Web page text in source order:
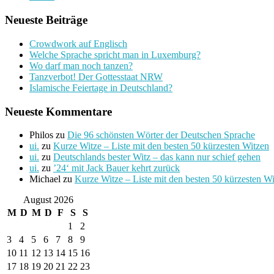
Neueste Beiträge
Crowdwork auf Englisch
Welche Sprache spricht man in Luxemburg?
Wo darf man noch tanzen?
Tanzverbot! Der Gottesstaat NRW
Islamische Feiertage in Deutschland?
Neueste Kommentare
Philos zu Die 96 schönsten Wörter der Deutschen Sprache
ui. zu Kurze Witze – Liste mit den besten 50 kürzesten Witzen
ui. zu Deutschlands bester Witz – das kann nur schief gehen
ui. zu ’24‘ mit Jack Bauer kehrt zurück
Michael zu Kurze Witze – Liste mit den besten 50 kürzesten
August 2026
M D M D F S
S
1
2
3
4 5 6 7 8
9
10 11 12 13 14 15 16
17 18 19 20 21 22 23